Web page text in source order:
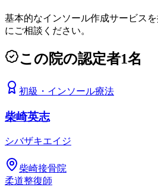
基本的なインソール作成サービス
にご相談ください。
この院の認定者1名
初級 ・ インソール療法
柴崎英志
シバザキエイジ
柴崎接骨院
柔道整復師